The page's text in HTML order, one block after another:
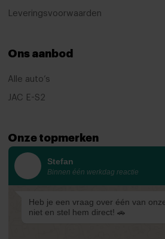
Lederen stuurwiel
Regensensor
Stuurbekrachtiging
Stuurbekrachtiging
Virtual cockpit
Leveringsvoorwaarden
Ons aanbod
Alle auto’s
JAC E-S2
Onze topmerken
KIA
Ford
Mazda
Stefan
Binnen één werkdag reactie
Heb je een vraag over één van
niet en stel hem direct! 🚗